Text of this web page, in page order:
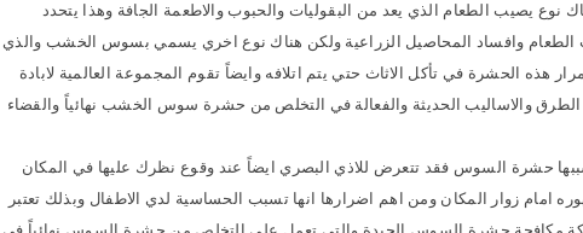
يصيب الطعام الذي يعد من البقوليات والحبوب والاطعمة الجافة وهذا يتحدد
الطعام وافساد المحاصيل الزراعية ولكن هناك نوع اخري يسمي بسوس الخشب والذي
هذه الحشرة في تأكل الاثاث حتي يتم اتلافه وايضاً تقوم المجموعة العالمية لابادة
والاساليب الحديثة والفعالة في التخلص من حشرة سوس الخشب نهائياً والقضاء
حشرة السوس فقد تتعرض للاذي البصري ايضاً عند وقوع نظرك عليها في المكان
امام زوار المكان ومن اهم اضرارها انها تسبب الحساسية لدي الاطفال وبذلك تعتبر